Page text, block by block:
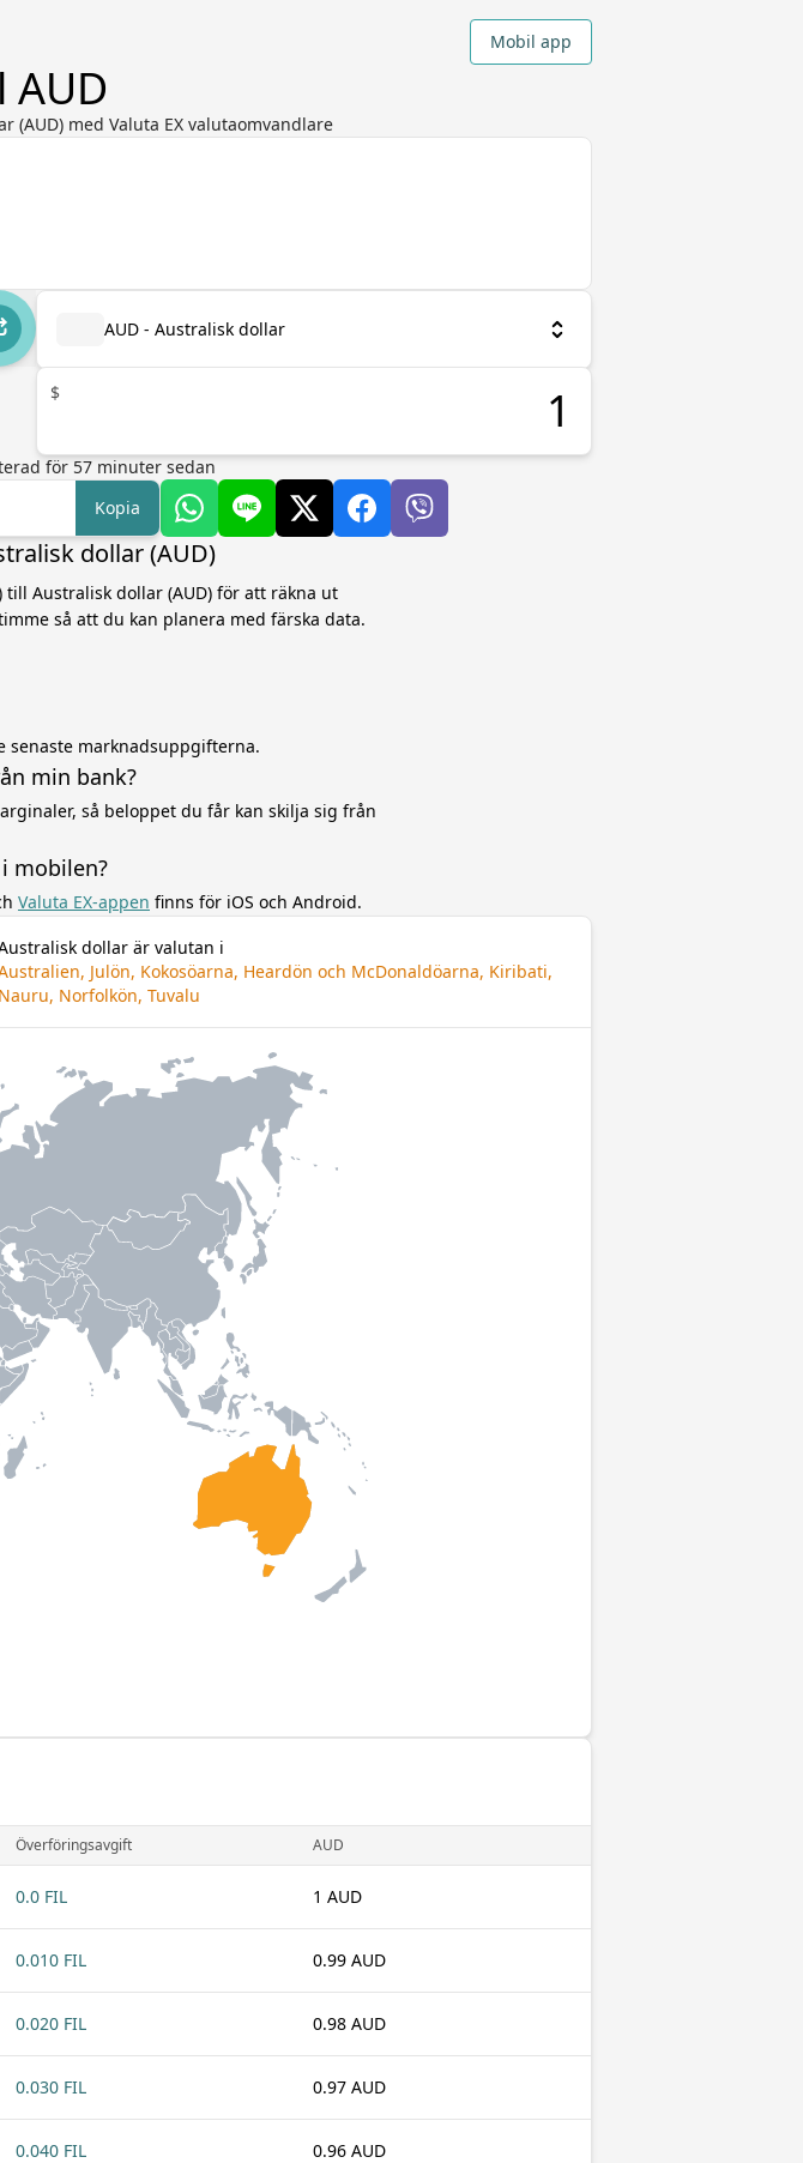
Mobil app
AUD
(AUD) med Valuta EX valutaomvandlare
AUD - Australisk dollar
$
för 57minuter sedan
Kopia
dollar (AUD)
till Australisk dollar (AUD) för att räkna ut
så att du kan planera med färska data.
senaste marknadsuppgifterna.
min bank?
så beloppet du får kan skilja sig från
mobilen?
Valuta EX-appen finns för iOS och Android.
dollar är valutan i
Julön, Kokosöarna, Heardön och McDonaldöarna, Kiribati,
Nauru, Norfolkön, Tuvalu
Överföringsavgift AUD
0.0 FIL 1 AUD
0.010 FIL 0.99 AUD
0.020 FIL 0.98 AUD
0.030 FIL 0.97 AUD
0.040 FIL 0.96 AUD